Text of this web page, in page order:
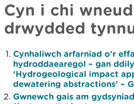
Cyn i chi
drwydded
Cynhaliwch arfarniad o’r
hydroddaearegol – gan
‘Hydrogeological impact
dewatering abstractions’ –
Gwnewch gais am